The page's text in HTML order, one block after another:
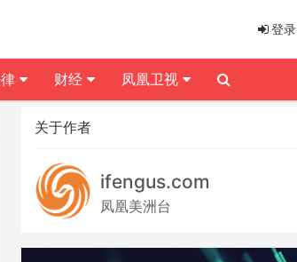
关于作者
ifengus.com
凤凰美洲台
登录
财经 凤凰卫视